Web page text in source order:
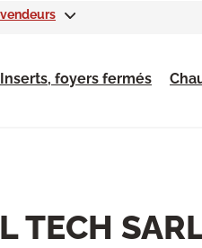
Inserts, foyers fermés
TECH